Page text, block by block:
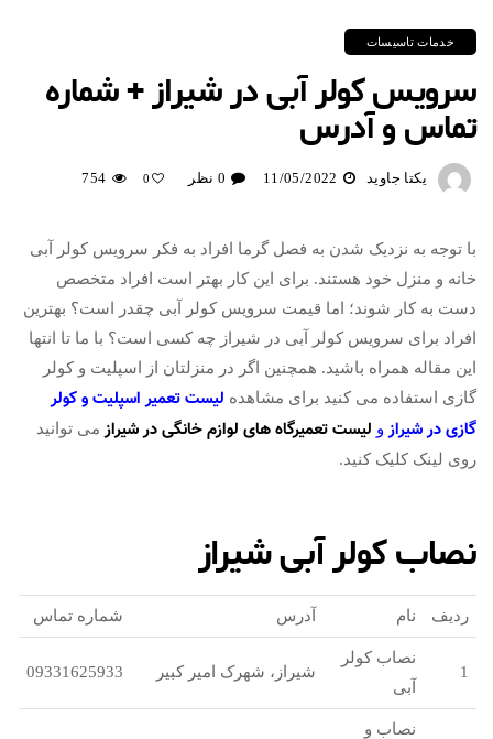
خدمات تاسیسات
سرویس کولر آبی در شیراز + شماره
تماس و آدرس
یکتا جاوید 11/05/2022 0 نظر 0
754
با توجه به نزدیک شدن به فصل گرما افراد به فکر سرویس کولر آبی
خانه و منزل خود هستند. برای این کار بهتر است افراد متخصص
دست به کار شوند؛ اما قیمت سرویس کولر آبی چقدر است؟ بهترین
افراد برای سرویس کولر آبی در شیراز چه کسی است؟ با ما تا انتها
این مقاله همراه باشید. همچنین اگر در منزلتان از اسپلیت و کولر
گازی استفاده می کنید برای مشاهده لیست تعمیر اسپلیت و کولر
گازی در شیراز و لیست تعمیرگاه های لوازم خانگی در شیراز​ می توانید
روی لینک کلیک کنید.
نصاب کولر آبی شیراز
ردیف نام آدرس شماره تماس
1
نصاب کولر
آبی
شیراز، شهرک امیر کبیر 09331625933
نصاب و